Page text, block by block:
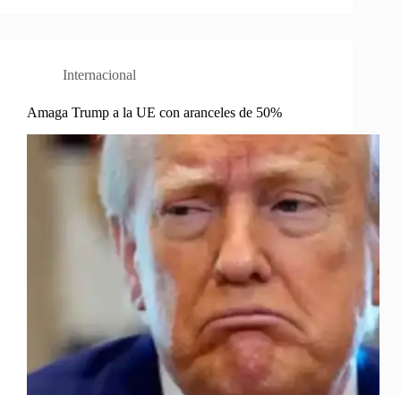
Internacional
Amaga Trump a la UE con aranceles de 50%